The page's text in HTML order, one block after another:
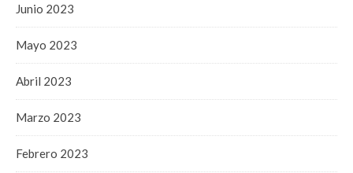
Junio 2023
Mayo 2023
Abril 2023
Marzo 2023
Febrero 2023